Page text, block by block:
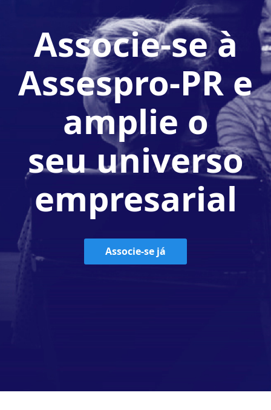
Associe-se à
Assespro-PR e
amplie o
seu universo
empresarial
Associe-se já